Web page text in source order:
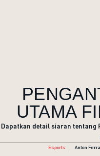
UTAMA
Dapatkan detail siaran tentang
Esports Anton